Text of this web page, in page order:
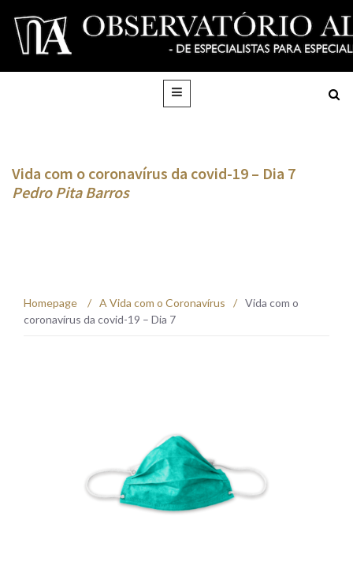
Vida com o coronavírus da covid-19 – Dia 7
Pedro Pita Barros
Homepage / A Vida com o Coronavírus / Vida com o
coronavírus da covid-19 – Dia 7